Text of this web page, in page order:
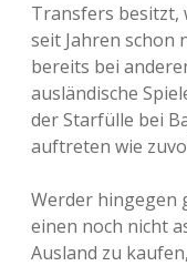
Transfers besitzt,
seit Jahren schon
bereits bei
ausländische
der Starfülle bei
auftreten wie
Werder hingegen
einen noch nicht
Ausland zu